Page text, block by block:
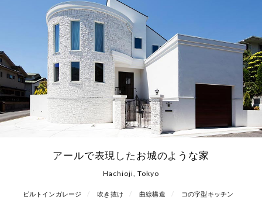
アールで表現したお城のような家
Hachioji, Tokyo
ビルトインガレージ 吹き抜け 曲線構造 コの字型キッチン